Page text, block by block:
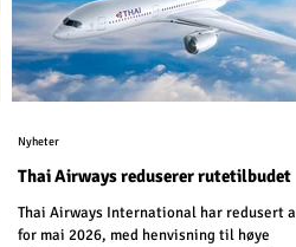
Thai Airways reduserer rutetilbudet
Thai Airways International har redusert
for mai 2026, med henvisning til høye
Nyheter